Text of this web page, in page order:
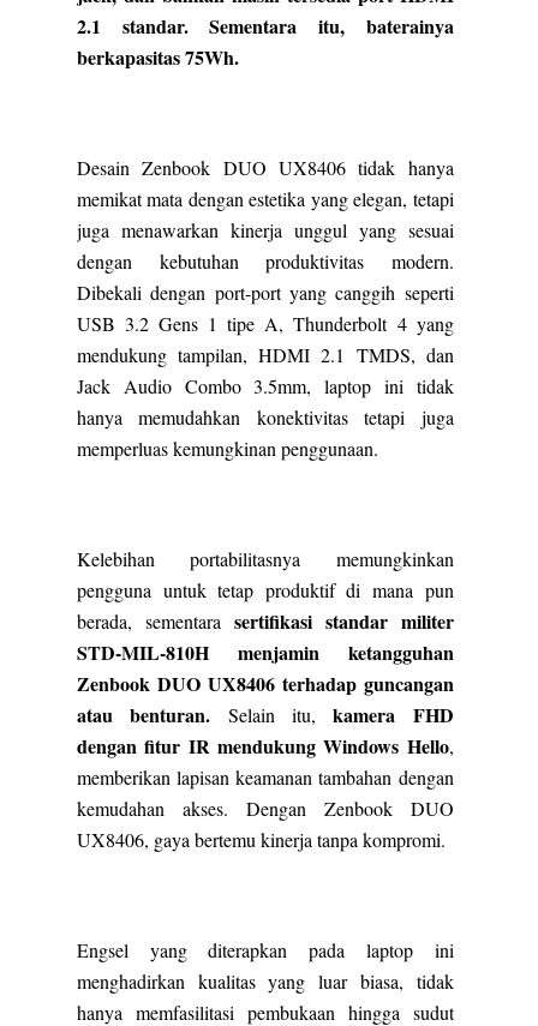
2.1 standar. Sementara itu, baterainya
berkapasitas 75Wh.
Desain Zenbook DUO UX8406 tidak hanya
memikat mata dengan estetika yang elegan, tetapi
juga menawarkan kinerja unggul yang sesuai
dengan kebutuhan produktivitas modern.
Dibekali dengan port-port yang canggih seperti
USB 3.2 Gens 1 tipe A, Thunderbolt 4 yang
mendukung tampilan, HDMI 2.1 TMDS, dan
Jack Audio Combo 3.5mm, laptop ini tidak
hanya memudahkan konektivitas tetapi juga
memperluas kemungkinan penggunaan.
Kelebihan portabilitasnya memungkinkan
pengguna untuk tetap produktif di mana pun
berada, sementara sertifikasi standar militer
STD-MIL-810H menjamin ketangguhan
Zenbook DUO UX8406 terhadap guncangan
atau benturan. Selain itu,kamera FHD
dengan fitur IR mendukung Windows Hello,
memberikan lapisan keamanan tambahan dengan
kemudahan akses. Dengan Zenbook DUO
UX8406, gaya bertemu kinerja tanpa kompromi.
Engsel yang diterapkan pada laptop ini
menghadirkan kualitas yang luar biasa, tidak
hanya memfasilitasi pembukaan hingga sudut